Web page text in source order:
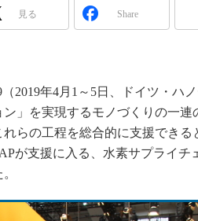
S＆OP
製造業ビッグデータ
メイドインジャパン
植物工場
グローバル設計・開発
見る Share
2019年4月1～5日、ドイツ・ハ
」を実現するモノづくりの一連
らの工程を総合的に支援できる
が支援に入る、水素サプライチ